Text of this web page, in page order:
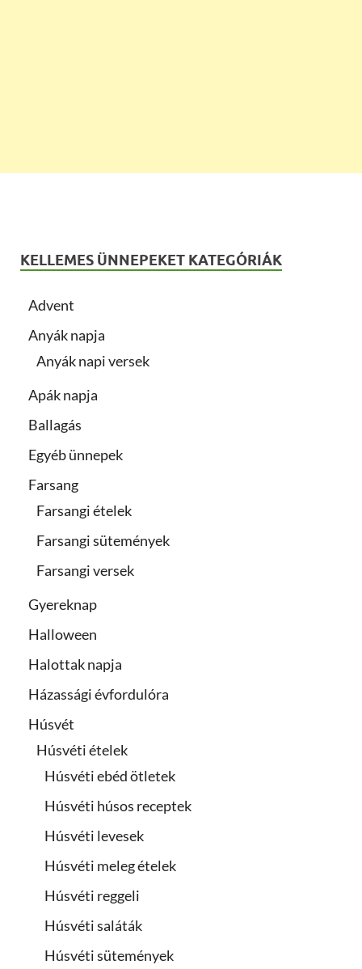
KELLEMES ÜNNEPEKET KATEGÓRIÁK
Advent
Anyák napja
Anyák napi versek
Apák napja
Ballagás
Egyéb ünnepek
Farsang
Farsangi ételek
Farsangi sütemények
Farsangi versek
Gyereknap
Halloween
Halottak napja
Házassági évfordulóra
Húsvét
Húsvéti ételek
Húsvéti ebéd ötletek
Húsvéti húsos receptek
Húsvéti levesek
Húsvéti meleg ételek
Húsvéti reggeli
Húsvéti saláták
Húsvéti sütemények